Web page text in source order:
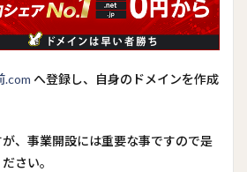
.com へ登録し、自身のドメインを作成
、事業開設には重要な事ですので是
さい。